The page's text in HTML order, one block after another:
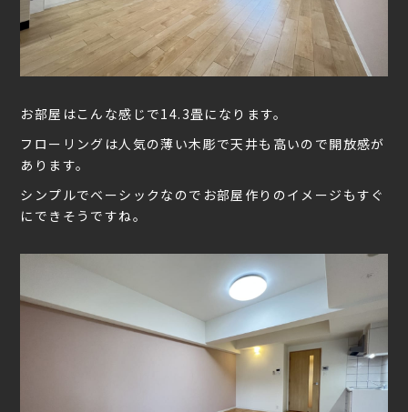
お部屋はこんな感じで14.3畳になります。
フローリングは人気の薄い木彫で天井も高いので開放感が
あります。
シンプルでベーシックなのでお部屋作りのイメージもすぐ
にできそうですね。